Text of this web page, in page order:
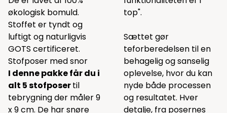
økologisk bomuld.
Stoffet er tyndt og
luftigt og naturligvis
GOTS certificeret.
Stofposer med snor
I denne pakke får du i
alt 5 stofposertil
tebrygning der måler 9
x 9 cm. De har snøre
top".
Sættet gør
teforberedelsen til en
behagelig og sanselig
oplevelse, hvor du kan
nyde både processen
og resultatet. Hver
detalje, fra posernes